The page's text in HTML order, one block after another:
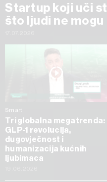
Startup koji uči
što ljudi ne mogu
Smart
Tri globalna megatrenda:
GLP-1 revolucija,
dugovječnost i
humanizacija kućnih
ljubimaca